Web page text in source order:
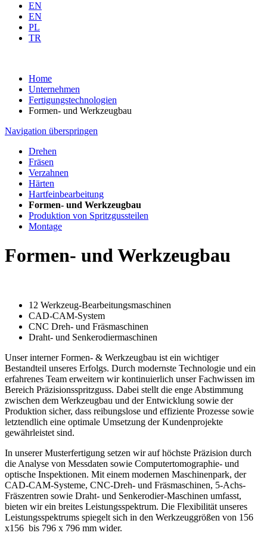
EN
EN
PL
TR
Home
Unternehmen
Fertigungstechnologien
Formen- und Werkzeugbau
Navigation überspringen
Drehen
Fräsen
Verzahnen
Härten
Hartfeinbearbeitung
Formen- und Werkzeugbau
Produktion von Spritzgussteilen
Montage
Formen- und Werkzeugbau
12 Werkzeug-Bearbeitungsmaschinen
CAD-CAM-System
CNC Dreh- und Fräsmaschinen
Draht- und Senkerodiermaschinen
Unser interner Formen- & Werkzeugbau ist ein wichtiger
Bestandteil unseres Erfolgs. Durch modernste Technologie und ein
erfahrenes Team erweitern wir kontinuierlich unser Fachwissen im
Bereich Präzisionsspritzguss. Dabei stellt die enge Abstimmung
zwischen dem Werkzeugbau und der Entwicklung sowie der
Produktion sicher, dass reibungslose und effiziente Prozesse sowie
letztendlich eine optimale Umsetzung der Kundenprojekte
gewährleistet sind.
In unserer Musterfertigung setzen wir auf höchste Präzision durch
die Analyse von Messdaten sowie Computertomographie- und
optische Inspektionen. Mit einem modernen Maschinenpark, der
CAD-CAM-Systeme, CNC-Dreh- und Fräsmaschinen, 5-Achs-
Fräszentren sowie Draht- und Senkerodier-Maschinen umfasst,
bieten wir ein breites Leistungsspektrum. Die Flexibilität unseres
Leistungsspektrums spiegelt sich in den Werkzeuggrößen von 156
x156 bis 796 x 796 mm wider.